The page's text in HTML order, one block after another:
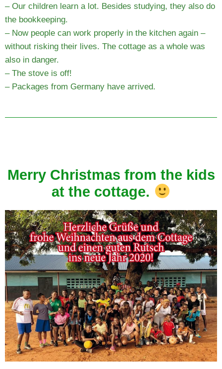
– Our children learn a lot. Besides studying, they also do
the bookkeeping.
– Now people can work properly in the kitchen again –
without risking their lives. The cottage as a whole was
also in danger.
– The stove is off!
– Packages from Germany have arrived.
Merry Christmas from the kids
at the cottage.